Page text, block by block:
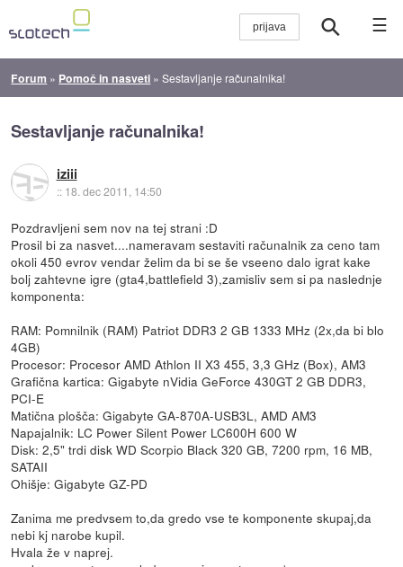
☰
Forum » Pomoč in nasveti »Sestavljanje računalnika!
Sestavljanje računalnika!
iziii
:: 18. dec 2011, 14:50
Pozdravljeni sem nov na tej strani :D
Prosil bi za nasvet....nameravam sestaviti računalnik za ceno tam
okoli 450 evrov vendar želim da bi se še vseeno dalo igrat kake
bolj zahtevne igre (gta4,battlefield 3),zamisliv sem si pa naslednje
komponenta:
RAM: Pomnilnik (RAM) Patriot DDR3 2 GB 1333 MHz (2x,da bi blo
4GB)
Procesor: Procesor AMD Athlon II X3 455, 3,3 GHz (Box), AM3
Grafična kartica: Gigabyte nVidia GeForce 430GT 2 GB DDR3,
PCI-E
Matična plošča: Gigabyte GA-870A-USB3L, AMD AM3
Napajalnik: LC Power Silent Power LC600H 600 W
Disk: 2,5" trdi disk WD Scorpio Black 320 GB, 7200 rpm, 16 MB,
SATAII
Ohišje: Gigabyte GZ-PD
Zanima me predvsem to,da gredo vse te komponente skupaj,da
nebi kj narobe kupil.
Hvala že v naprej.